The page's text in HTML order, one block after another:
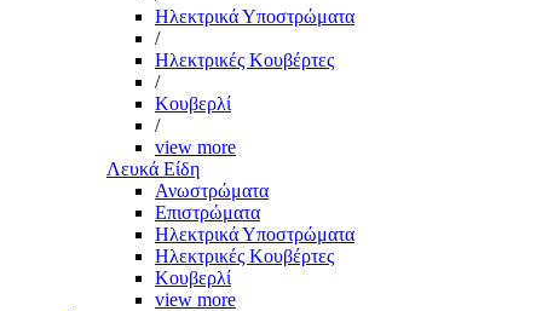
Ηλεκτρικά Υποστρώματα
/
Ηλεκτρικές Κουβέρτες
/
Κουβερλί
/
view more
Λευκά Είδη
Ανωστρώματα
Επιστρώματα
Ηλεκτρικά Υποστρώματα
Ηλεκτρικές Κουβέρτες
Κουβερλί
view more